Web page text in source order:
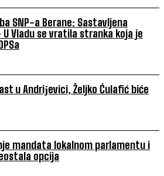
SNP-a Berane: Sastavljena
Vladu se vratila stranka koja je
u Andriјevici, Željko Ćulafić biće
mandata lokalnom parlamentu i
opcija